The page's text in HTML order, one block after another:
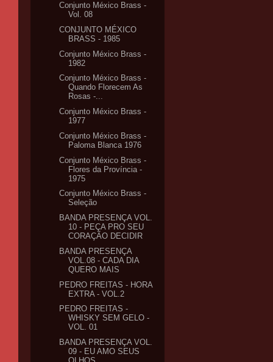
Conjunto México Brass -
Vol. 08
CONJUNTO MÉXICO
BRASS - 1985
Conjunto México Brass -
1982
Conjunto México Brass -
Quando Florecem As
Rosas -...
Conjunto México Brass -
1977
Conjunto México Brass -
Paloma Blanca 1976
Conjunto México Brass -
Flores da Província -
1975
Conjunto México Brass -
Seleção
BANDA PRESENÇA VOL.
10 - PEÇA PRO SEU
CORAÇÃO DECIDIR
BANDA PRESENÇA
VOL.08 - CADA DIA
QUERO MAIS
PEDRO FREITAS - HORA
EXTRA - VOL.2
PEDRO FREITAS -
WHISKY SEM GELO -
VOL. 01
BANDA PRESENÇA VOL.
09 - EU AMO SEUS